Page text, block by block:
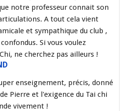
notre professeur connait son
A tout cela vient
et sympathique du club ,
Si vous voulez
ne cherchez pas ailleurs !
enseignement, précis, donné
Pierre et l'exigence du Tai chi
vivement !